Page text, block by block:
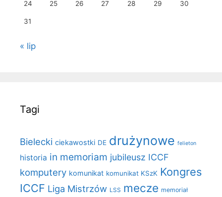
24 25 26 27 28 29 30
31
« lip
Tagi
Bielecki ciekawostki DE drużynowe felieton
historia in memoriam jubileusz ICCF
komputery komunikat komunikat KSzK Kongres
ICCF Liga Mistrzów LSS mecze memoriał